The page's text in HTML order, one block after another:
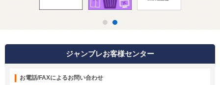
ジャンブレお客様センター
お電話/FAXによるお問い合わせ